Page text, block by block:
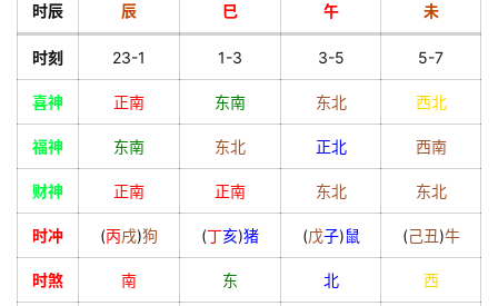
时辰 辰 巳 午 未
时刻 23-1 1-3 3-5 5-7
喜神 正南 东南 东北 西北
福神 东南 东北 正北 西南
财神 正南 正南 东北 东北
时冲 (丙戌)狗 (丁亥)猪 (戊子)鼠 (己丑)牛
时煞 南 东 北 西